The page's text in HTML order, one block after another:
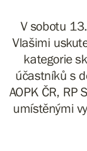
V sobotu
Vlašimi
kategorie
účastníků s
AOPK ČR, RP
umístěnými